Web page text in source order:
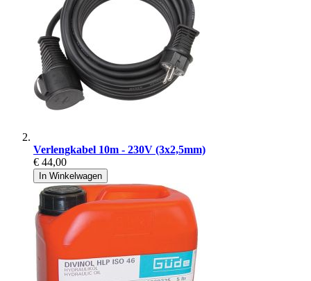
Verlengkabel 10m - 230V (3x2,5mm)
€ 44,00
In Winkelwagen